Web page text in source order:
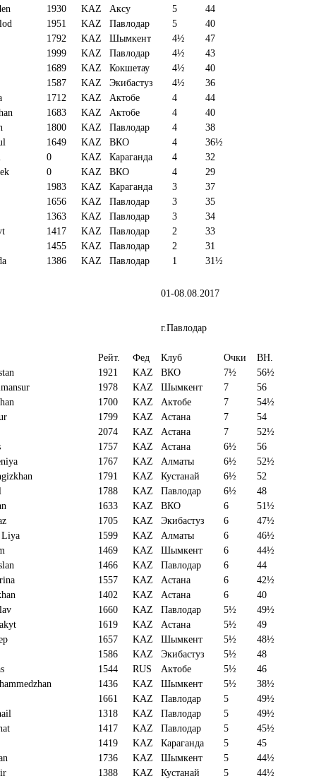
1930 KAZ Аксу 5
44
1951 KAZ Павлодар 5
40
1792 KAZ Шымкент 4½
47
1999 KAZ Павлодар 4½
43
1689 KAZ Кокшетау 4½
40
1587 KAZ Экибастуз 4½
36
1712 KAZ Актобе 4
44
1683 KAZ Актобе 4
40
1800 KAZ Павлодар 4
38
1649 KAZ ВКО 4
36½
0 KAZ Караганда 4
32
0 KAZ ВКО 4
29
1983 KAZ Караганда 3
37
1656 KAZ Павлодар 3
35
1363 KAZ Павлодар 3
34
1417 KAZ Павлодар 2
33
1455 KAZ Павлодар 2
31
1386 KAZ Павлодар 1 31½
01-08.08.2017
г.Павлодар
Рейт. Фед Клуб Очки
BH.
1921 KAZ ВКО 7½
56½
1978 KAZ Шымкент 7
56
1700 KAZ Актобе 7
54½
1799 KAZ Астана 7
54
2074 KAZ Астана 7
52½
1757 KAZ Астана 6½
56
1767 KAZ Алматы 6½
52½
1791 KAZ Кустанай 6½
52
1788 KAZ Павлодар 6½
48
1633 KAZ ВКО 6
51½
1705 KAZ Экибастуз 6
47½
Liya 1599 KAZ Алматы 6
46½
1469 KAZ Шымкент 6
44½
1466 KAZ Павлодар 6
44
1557 KAZ Астана 6
42½
1402 KAZ Астана 6
40
1660 KAZ Павлодар 5½
49½
1619 KAZ Астана 5½
49
1657 KAZ Шымкент 5½
48½
1586 KAZ Экибастуз 5½
48
1544 RUS Актобе 5½
46
1436 KAZ Шымкент 5½
38½
1661 KAZ Павлодар 5
49½
1318 KAZ Павлодар 5
49½
1417 KAZ Павлодар 5
45½
1419 KAZ Караганда 5
45
1736 KAZ Шымкент 5
44½
1388 KAZ Кустанай 5
44½